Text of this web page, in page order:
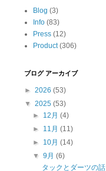
Blog (3)
Info (83)
Press (12)
Product (306)
ブログ アーカイブ
► 2026 (53)
▼ 2025 (53)
► 12月(4)
► 11月(11)
► 10月(14)
▼9月(6)
タックとダーツの話